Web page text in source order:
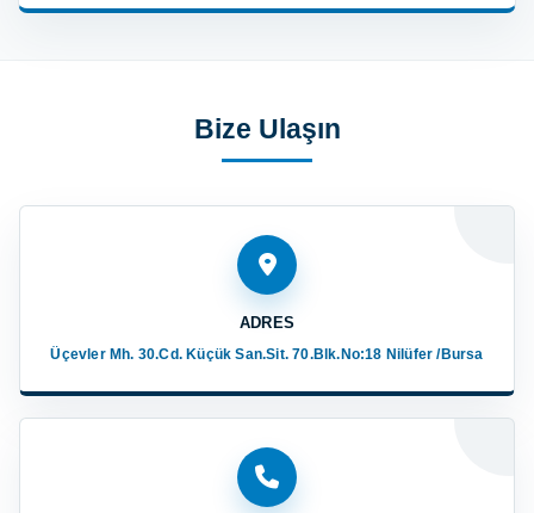
Bize Ulaşın
ADRES
Üçevler Mh. 30.Cd. Küçük San.Sit. 70.Blk.No:18 Nilüfer /Bursa